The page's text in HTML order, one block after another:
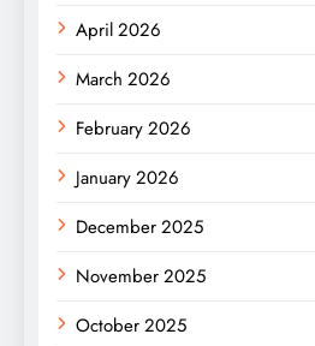
April 2026
March 2026
February 2026
January 2026
December 2025
November 2025
October 2025